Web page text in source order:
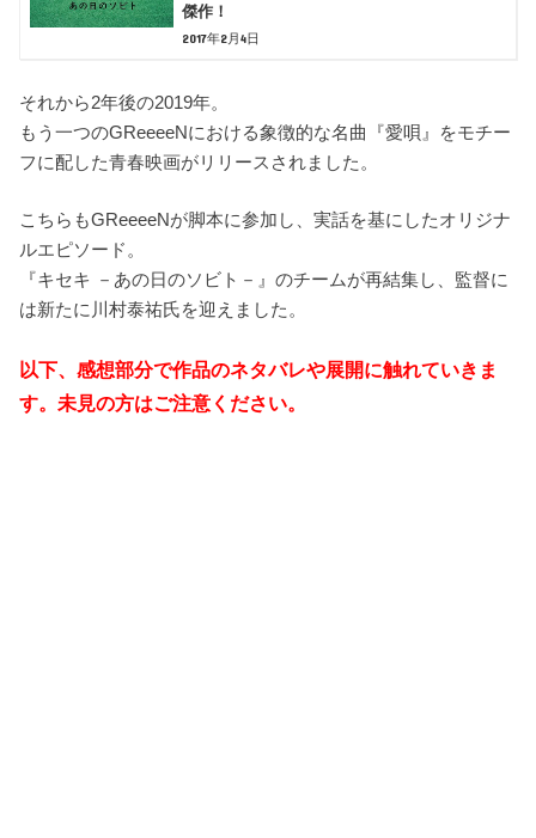
傑作！
2017年2月4日
それから2年後の2019年。
もう一つのGReeeeNにおける象徴的な名曲『愛唄』をモチー
フに配した青春映画がリリースされました。
こちらもGReeeeNが脚本に参加し、実話を基にしたオリジナ
ルエピソード。
『キセキ －あの日のソビト－』のチームが再結集し、監督に
は新たに川村泰祐氏を迎えました。
以下、感想部分で作品のネタバレや展開に触れていきま
す。未見の方はご注意ください。